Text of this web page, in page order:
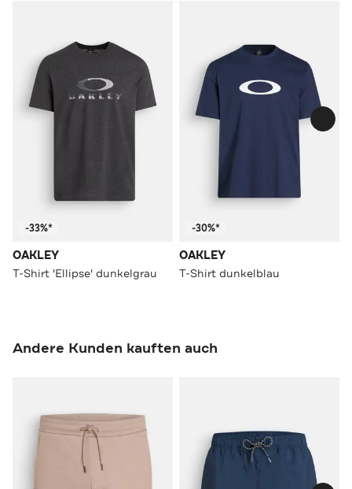
-33%*
OAKLEY
T-Shirt 'Ellipse' dunkelgrau
-30%*
OAKLEY
T-Shirt dunkelblau
Andere Kunden kauften auch